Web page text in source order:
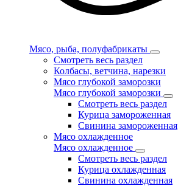
Мясо, рыба, полуфабрикаты
Смотреть весь раздел
Колбасы, ветчина, нарезки
Мясо глубокой заморозки
Мясо глубокой заморозки
Смотреть весь раздел
Курица замороженная
Свинина замороженная
Мясо охлажденное
Мясо охлажденное
Смотреть весь раздел
Курица охлажденная
Свинина охлажденная